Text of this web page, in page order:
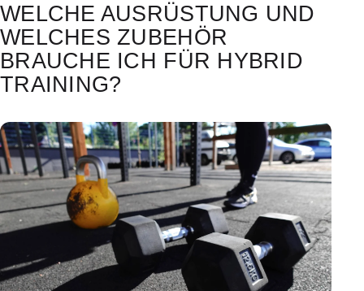
WELCHE AUSRÜSTUNG UND
WELCHES ZUBEHÖR
BRAUCHE ICH FÜR HYBRID
TRAINING?